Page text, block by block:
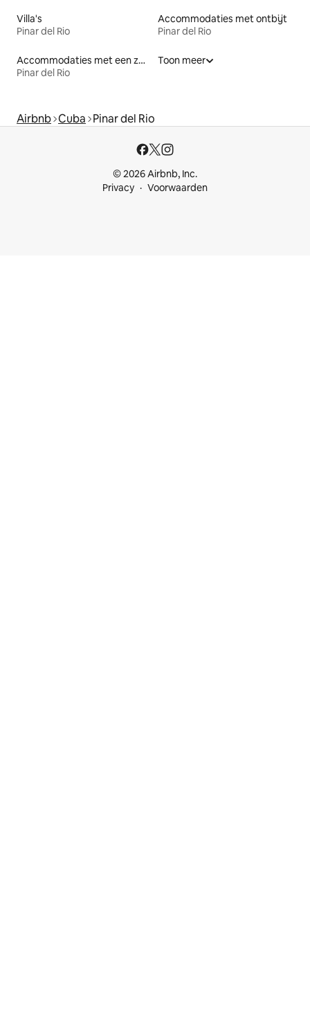
Villa's
Pinar del Rio
Accommodaties met ontbijt
Pinar del Rio
Accommodaties met een zwembad
Pinar del Rio
Toon meer
Airbnb Cuba Pinar del Rio
© 2026 Airbnb, Inc.
Privacy
Voorwaarden